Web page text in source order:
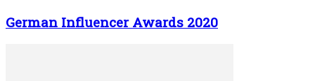
German Influencer Awards 2020